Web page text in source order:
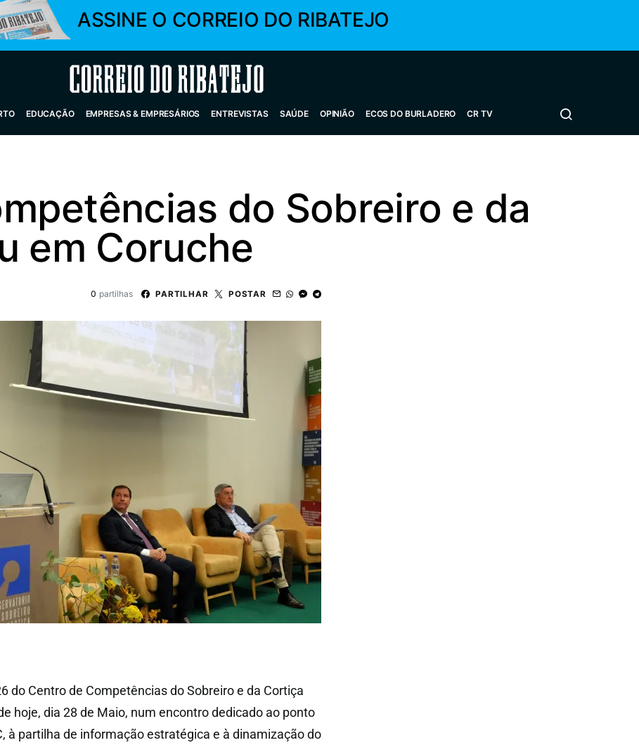
ASSINE O CORREIO DO RIBATEJO
Correio do Ribatejo
EDUCAÇÃO EMPRESAS & EMPRESÁRIOS ENTREVISTAS SAÚDE OPINIÃO ECOS DO BURLADERO CR TV
do Sobreiro e da
em Coruche
0 partilhas PARTILHAR POSTAR
do Centro de Competências do Sobreiro e da Cortiça
hoje, dia 28 de Maio, num encontro dedicado ao ponto
à partilha de informação estratégica e à dinamização do